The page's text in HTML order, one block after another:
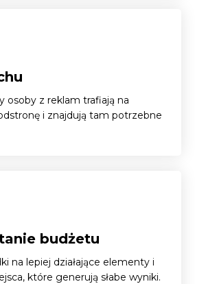
osoby z reklam trafiają na
i znajdują tam potrzebne
budżetu
na lepiej działające elementy i
które generują słabe wyniki.